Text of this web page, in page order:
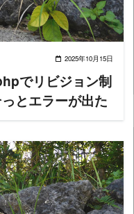
2025年10月15日
でリビジョン制
とエラーが出た